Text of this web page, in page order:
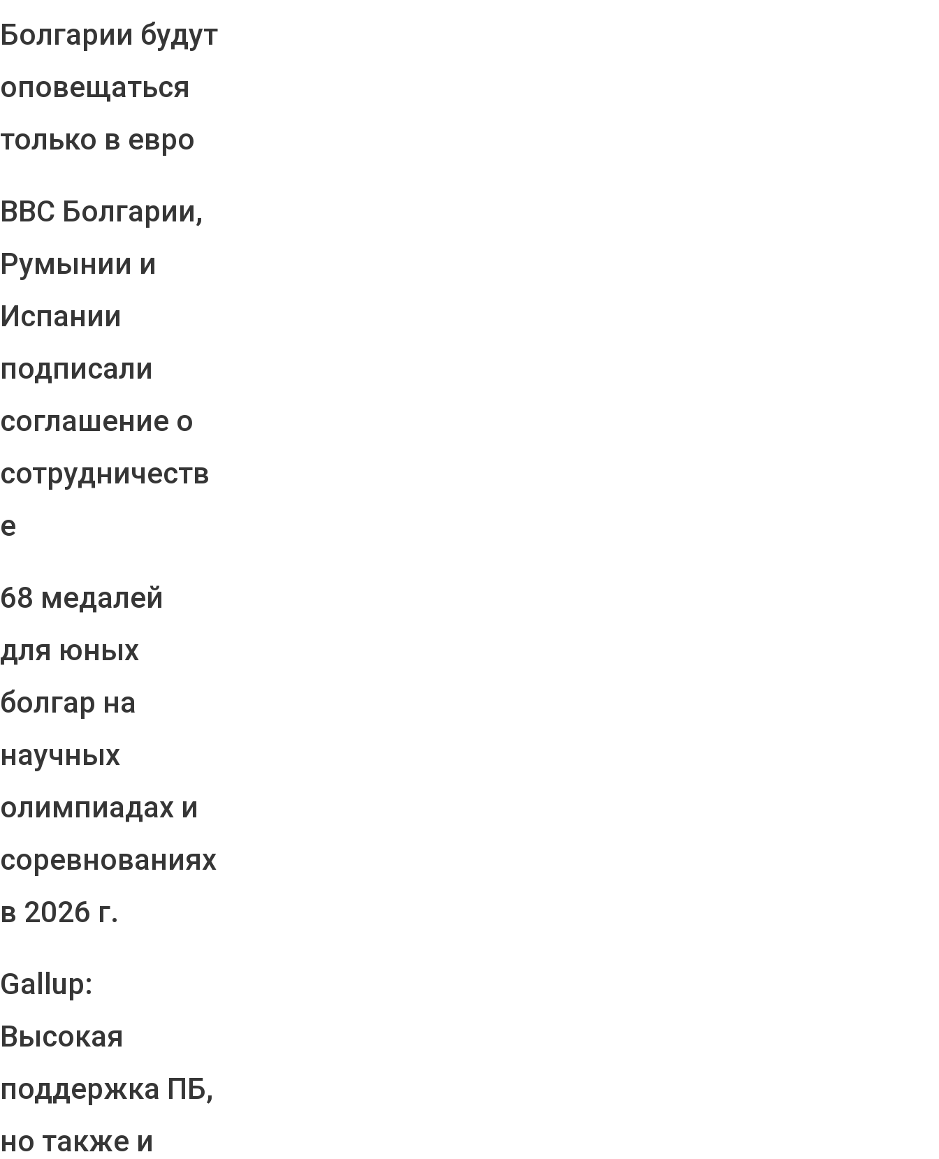
Болгарии будут
оповещаться
только в евро
ВВС Болгарии,
Румынии и
Испании
подписали
соглашение о
сотрудничеств
е
68 медалей
для юных
болгар на
научных
олимпиадах и
соревнованиях
в 2026 г.
Gallup:
Высокая
поддержка ПБ,
но также и